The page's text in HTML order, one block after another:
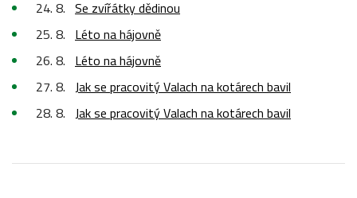
24. 8. Se zvířátky dědinou
25. 8. Léto na hájovně
26. 8. Léto na hájovně
27. 8. Jak se pracovitý Valach na kotárech bavil
28. 8. Jak se pracovitý Valach na kotárech bavil